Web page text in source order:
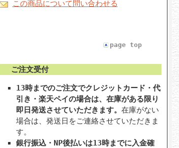
この商品について問い合わせる
page top
ご注文受付
13時までのご注文でクレジットカード・代
引き・楽天ペイの場合は、在庫がある限り
即日発送させていただきます。 在庫がない
場合は、発送日をご連絡させていただきま
す。
銀行振込・NP後払いは13時までに入金確